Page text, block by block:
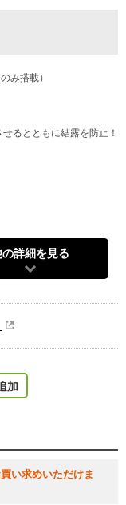
み搭載）
るとともに結露を防止！
の詳細を見る
加
い求めいただけま